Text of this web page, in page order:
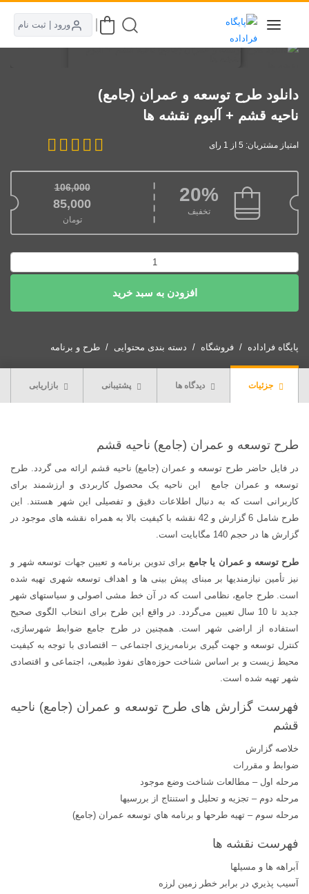
ورود | ثبت نام
دانلود طرح توسعه و عمران (جامع)
ناحیه قشم + آلبوم نقشه ها
امتیاز مشتریان: 5 از 1 رای
20%
تخفیف
106,000
قیمت اصلی: 106,000تومان بود.
85,000
تومان
قیمت فعلی: 85,000تومان.
طرح
و
(جامع)
ها
افزودن به سبد خرید
پایگاه فراداده فروشگاه دسته بندی محتوایی طرح و برنامه
جزئیات دیدگاه ها پشتیبانی بازاریابی
طرح توسعه و عمران (جامع) ناحیه قشم
در فایل حاضر طرح توسعه و عمران (جامع) ناحیه قشم ارائه می گردد. طرح
توسعه و عمران جامع این ناحیه یک محصول کاربردی و ارزشمند برای
کاربرانی است که به دنبال اطلاعات دقیق و تفصیلی این شهر هستند. این
طرح شامل 6 گزارش و 42 نقشه با کیفیت بالا به همراه نقشه های موجود در
گزارش ها در حجم 140 مگابایت است.
طرح توسعه و عمران یا جامع برای تدوین برنامه و تعیین جهات توسعه شهر و
نیز تأمین نیازمندیها بر مبنای پیش بینی ها و اهداف توسعه شهری تهیه شده
است. طرح جامع، نظامی است که در آن خط مشی اصولی و سیاستهای شهر
جدید تا 10 سال تعیین می‌گردد. در واقع این طرح برای انتخاب الگوی صحیح
استفاده از اراضی شهر است. همچنین در طرح جامع ضوابط شهرسازی،
کنترل توسعه و جهت گیری برنامه‌ریزی اجتماعی – اقتصادی با توجه به کیفیت
محیط زیست و بر اساس شناخت حوزه‌های نفوذ طبیعی، اجتماعی و اقتصادی
شهر تهیه شده است.
فهرست گزارش های طرح توسعه و عمران (جامع) ناحیه
قشم
خلاصه گزارش
ضوابط و مقررات
مرحله اول – مطالعات شناخت وضع موجود
مرحله دوم – تجزيه و تحليل و استنتاج از بررسيها
مرحله سوم – تهيه طرحها و برنامه هاي توسعه عمران (جامع)
فهرست نقشه ها
آبراهه ها و مسيلها
آسيب پذيري در برابر خطر زمين لرزه